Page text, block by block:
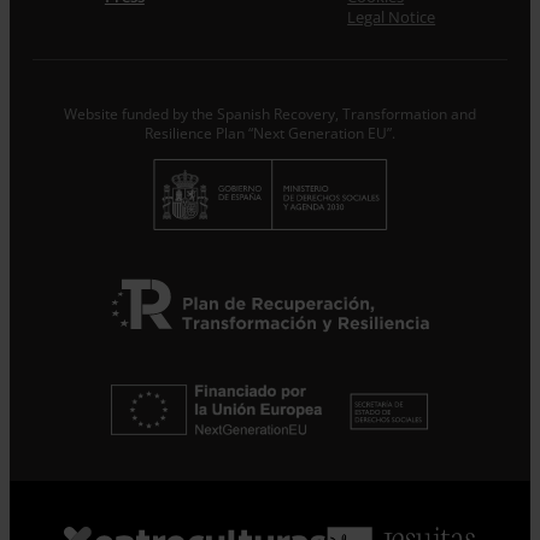
From ENTRECULTURES FE I ALEGRIA ESPANYA we will
treat the data provided as Data Controllers for the
Legal Notice
Website funded by the Spanish Recovery, Transformation and
Resilience Plan “Next Generation EU”.